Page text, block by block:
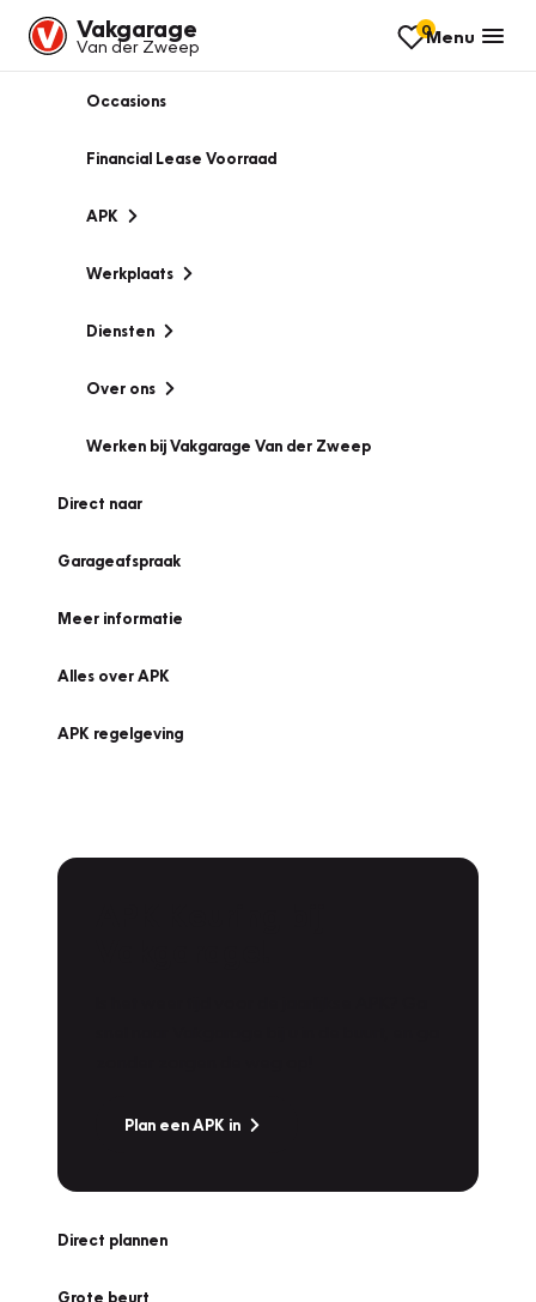
Vakgarage
Van der Zweep
0Menu
Occasions
Financial Lease Voorraad
APK
Werkplaats
Diensten
Over ons
Werken bij Vakgarage Van der Zweep
Direct naar
Garageafspraak
Meer informatie
Alles over APK
APK regelgeving
Plan een APK in
Direct plannen
Grote beurt